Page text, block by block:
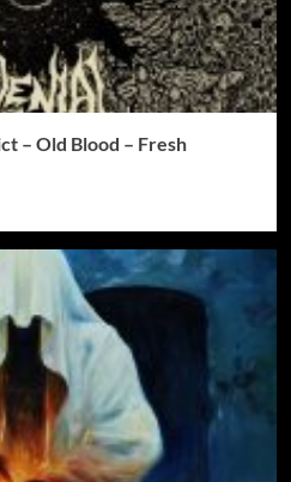
– Old Blood – Fresh